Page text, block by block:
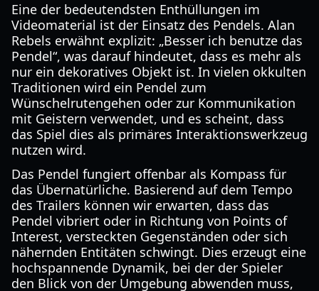
Eine der bedeutendsten Enthüllungen im
Videomaterial ist der Einsatz des Pendels. Alan
Rebels erwähnt explizit: „Besser ich benutze das
Pendel“, was darauf hindeutet, dass es mehr als
nur ein dekoratives Objekt ist. In vielen okkulten
Traditionen wird ein Pendel zum
Wünschelrutengehen oder zur Kommunikation
mit Geistern verwendet, und es scheint, dass
das Spiel dies als primäres Interaktionswerkzeug
nutzen wird.
Das Pendel fungiert offenbar als Kompass für
das Übernatürliche. Basierend auf dem Tempo
des Trailers können wir erwarten, dass das
Pendel vibriert oder in Richtung von Points of
Interest, versteckten Gegenständen oder sich
nähernden Entitäten schwingt. Dies erzeugt eine
hochspannende Dynamik, bei der der Spieler
den Blick von der Umgebung abwenden muss,